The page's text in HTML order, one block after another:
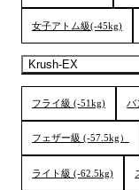
女子アトム級(-45kg)
Krush-EX
フライ級 (-51kg) バ
フェザー級 (-57.5kg）
ライト級 (-62.5kg)